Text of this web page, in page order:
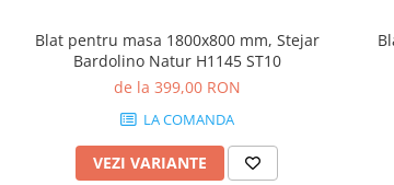
Blat pentru masa 1800x800 mm, Stejar
Bardolino Natur H1145 ST10
de la 399,00 RON
LA COMANDA
VEZI VARIANTE